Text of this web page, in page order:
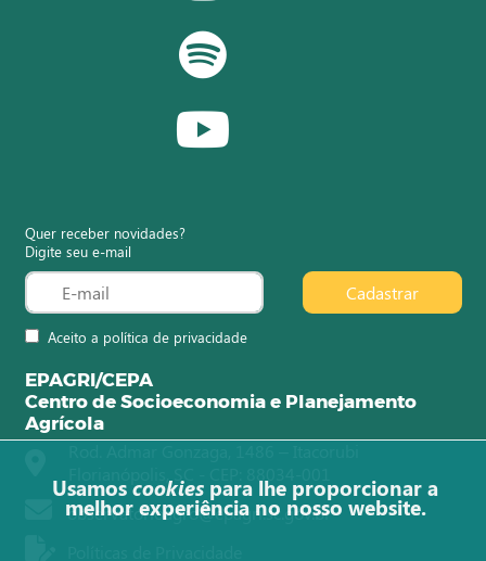
Quer receber novidades?
Digite seu e-mail
Aceito a política de privacidade
Cadastrar
EPAGRI/CEPA
Centro de Socioeconomia e Planejamento
Agrícola
observatorioagro@epagri.sc.gov.br
Usamos cookies para lhe proporcionar a
melhor experiência no nosso website.